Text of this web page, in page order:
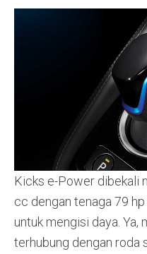
Kicks e-Power dibekali
cc dengan tenaga 79
untuk mengisi daya. Ya,
terhubung dengan roda